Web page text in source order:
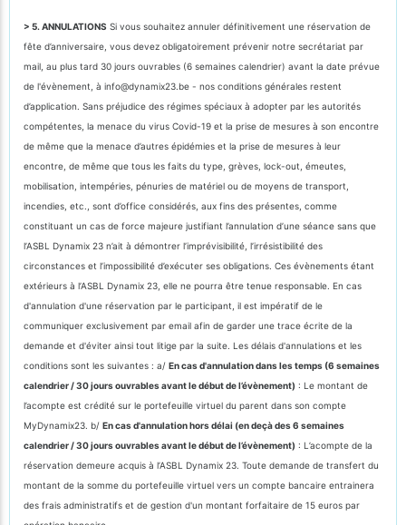
> 5. ANNULATIONS Si vous souhaitez annuler définitivement une réservation de
fête d’anniversaire, vous devez obligatoirement prévenir notre secrétariat par
mail, au plus tard 30 jours ouvrables (6 semaines calendrier) avant la date prévue
de l'évènement, à info@dynamix23.be - nos conditions générales restent
d’application. Sans préjudice des régimes spéciaux à adopter par les autorités
compétentes, la menace du virus Covid-19 et la prise de mesures à son encontre
de même que la menace d’autres épidémies et la prise de mesures à leur
encontre, de même que tous les faits du type, grèves, lock-out, émeutes,
mobilisation, intempéries, pénuries de matériel ou de moyens de transport,
incendies, etc., sont d’office considérés, aux fins des présentes, comme
constituant un cas de force majeure justifiant l’annulation d’une séance sans que
l’ASBL Dynamix 23 n’ait à démontrer l’imprévisibilité, l’irrésistibilité des
circonstances et l’impossibilité d’exécuter ses obligations. Ces évènements étant
extérieurs à l’ASBL Dynamix 23, elle ne pourra être tenue responsable. En cas
d'annulation d'une réservation par le participant, il est impératif de le
communiquer exclusivement par email afin de garder une trace écrite de la
demande et d'éviter ainsi tout litige par la suite. Les délais d'annulations et les
conditions sont les suivantes : a/ En cas d'annulation dans les temps (6 semaines
calendrier / 30 jours ouvrables avant le début de l’évènement) : Le montant de
l’acompte est crédité sur le portefeuille virtuel du parent dans son compte
MyDynamix23. b/ En cas d'annulation hors délai (en deçà des 6 semaines
calendrier / 30 jours ouvrables avant le début de l’évènement) : L’acompte de la
réservation demeure acquis à l’ASBL Dynamix 23. Toute demande de transfert du
montant de la somme du portefeuille virtuel vers un compte bancaire entrainera
des frais administratifs et de gestion d'un montant forfaitaire de 15 euros par